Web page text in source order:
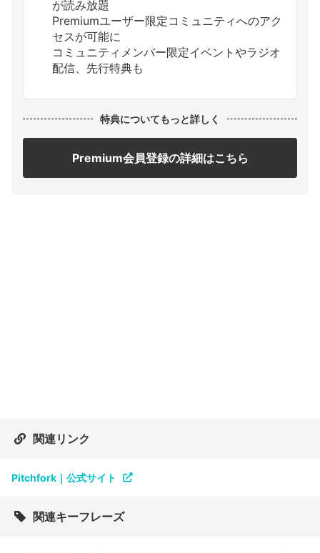
が読み放題
Premiumユーザー限定コミュニティへのアク
セスが可能に
コミュニティメンバー限定イベントやラジオ
配信、先行特典も
特典についてもっと詳しく
Premium会員登録の詳細はこちら
関連リンク
Pitchfork｜公式サイト
関連キーフレーズ